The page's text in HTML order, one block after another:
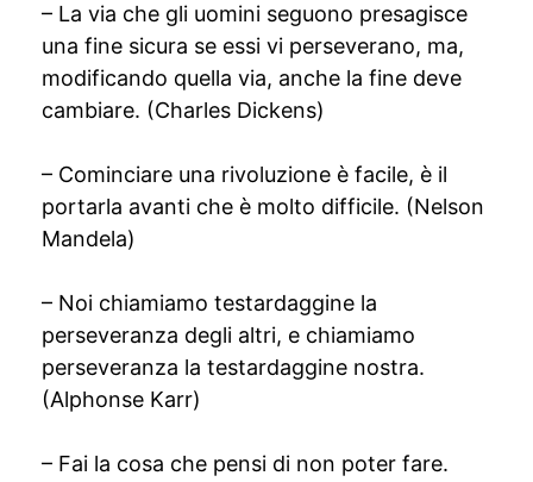
– La via che gli uomini seguono presagisce
una fine sicura se essi vi perseverano, ma,
modificando quella via, anche la fine deve
cambiare. (Charles Dickens)
– Cominciare una rivoluzione è facile, è il
portarla avanti che è molto difficile. (Nelson
Mandela)
– Noi chiamiamo testardaggine la
perseveranza degli altri, e chiamiamo
perseveranza la testardaggine nostra.
(Alphonse Karr)
– Fai la cosa che pensi di non poter fare.